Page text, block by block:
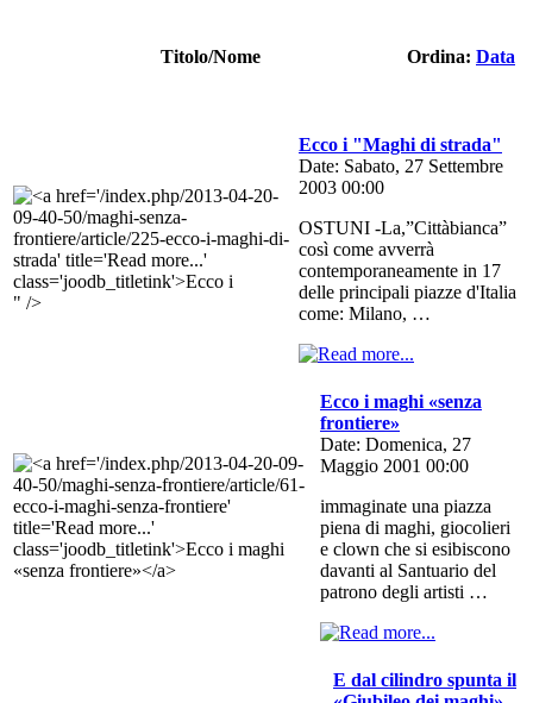
Titolo/Nome Ordina: Data
" />
Ecco i "Maghi di strada"
Date: Sabato, 27 Settembre
2003 00:00
OSTUNI -La,”Cittàbianca”
così come avverrà
contemporaneamente in 17
delle principali piazze d'Italia
come: Milano, …
Ecco i maghi «senza
frontiere»
Date: Domenica, 27
Maggio 2001 00:00
immaginate una piazza
piena di maghi, giocolieri
e clown che si esibiscono
davanti al Santuario del
patrono degli artisti …
E dal cilindro spunta il